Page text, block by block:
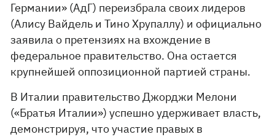
Германии» (АдГ) переизбрала своих лидеров
(Алису Вайдель и Тино Хрупаллу) и официально
заявила о претензиях на вхождение в
федеральное правительство. Она остается
крупнейшей оппозиционной партией страны.
В Италии правительство Джорджи Мелони
(«Братья Италии») успешно удерживает власть,
демонстрируя, что участие правых в